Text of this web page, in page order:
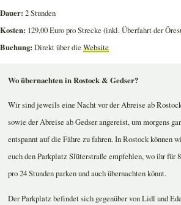
Dauer: 2 Stunden
Kosten: 129,00 Euro pro Strecke (inkl. Überfahrt der
Buchung: Direkt über die Website
Wo übernachten in Rostock & Gedser?
Wir sind jeweils eine Nacht vor der Abreise ab
sowie der Abreise ab Gedser angereist, um morgens
entspannt auf die Fähre zu fahren. In Rostock können
euch den Parkplatz Slüterstraße empfehlen, wo ihr für
pro 24 Stunden parken und auch übernachten könnt.
Der Parkplatz befindet sich gegenüber von Lidl und